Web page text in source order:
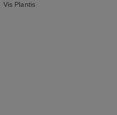
Vis Plantis